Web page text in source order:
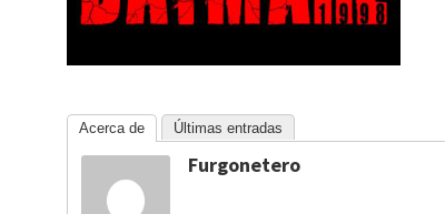
Acerca de Últimas entradas
Furgonetero